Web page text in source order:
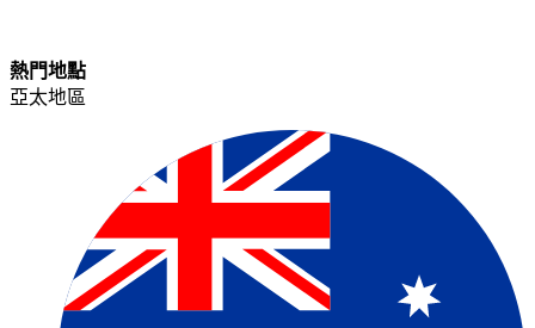
熱門地點​​
亞太地區​​